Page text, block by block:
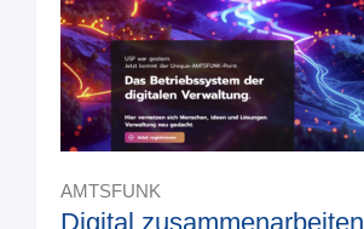
AMTSFUNK
Digital zusammenarbeiten